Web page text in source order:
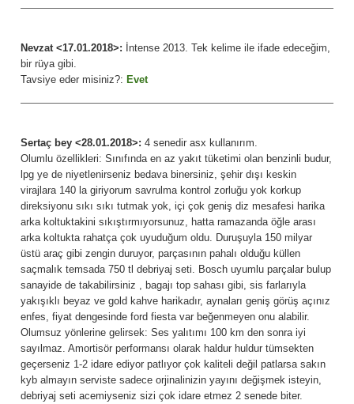
Nevzat <17.01.2018>: İntense 2013. Tek kelime ile ifade edeceğim,
bir rüya gibi.
Tavsiye eder misiniz?: Evet
Sertaç bey <28.01.2018>: 4 senedir asx kullanırım.
Olumlu özellikleri: Sınıfında en az yakıt tüketimi olan benzinli budur,
lpg ye de niyetlenirseniz bedava binersiniz, şehir dışı keskin
virajlara 140 la giriyorum savrulma kontrol zorluğu yok korkup
direksiyonu sıkı sıkı tutmak yok, içi çok geniş diz mesafesi harika
arka koltuktakini sıkıştırmıyorsunuz, hatta ramazanda öğle arası
arka koltukta rahatça çok uyuduğum oldu. Duruşuyla 150 milyar
üstü araç gibi zengin duruyor, parçasının pahalı olduğu küllen
saçmalık temsada 750 tl debriyaj seti. Bosch uyumlu parçalar bulup
sanayide de takabilirsiniz , bagajı top sahası gibi, sis farlarıyla
yakışıklı beyaz ve gold kahve harikadır, aynaları geniş görüş açınız
enfes, fiyat dengesinde ford fiesta var beğenmeyen onu alabilir.
Olumsuz yönlerine gelirsek: Ses yalıtımı 100 km den sonra iyi
sayılmaz. Amortisör performansı olarak haldur huldur tümsekten
geçerseniz 1-2 idare ediyor patlıyor çok kaliteli değil patlarsa sakın
kyb almayın serviste sadece orjinalinizin yayını değişmek isteyin,
debriyaj seti acemiyseniz sizi çok idare etmez 2 senede biter.